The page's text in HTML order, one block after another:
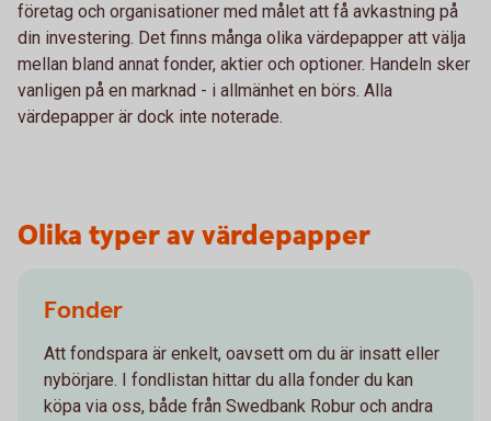
företag och organisationer med målet att få avkastning på
din investering. Det finns många olika värdepapper att välja
mellan bland annat fonder, aktier och optioner. Handeln sker
vanligen på en marknad - i allmänhet en börs. Alla
värdepapper är dock inte noterade.
Olika typer av värdepapper
Fonder
Att fondspara är enkelt, oavsett om du är insatt eller
nybörjare. I fondlistan hittar du alla fonder du kan
köpa via oss, både från Swedbank Robur och andra